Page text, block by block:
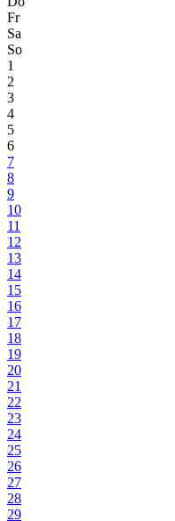
Fr
Sa
So
1
2
3
4
5
6
7
8
9
10
11
12
13
14
15
16
17
18
19
20
21
22
23
24
25
26
27
28
29